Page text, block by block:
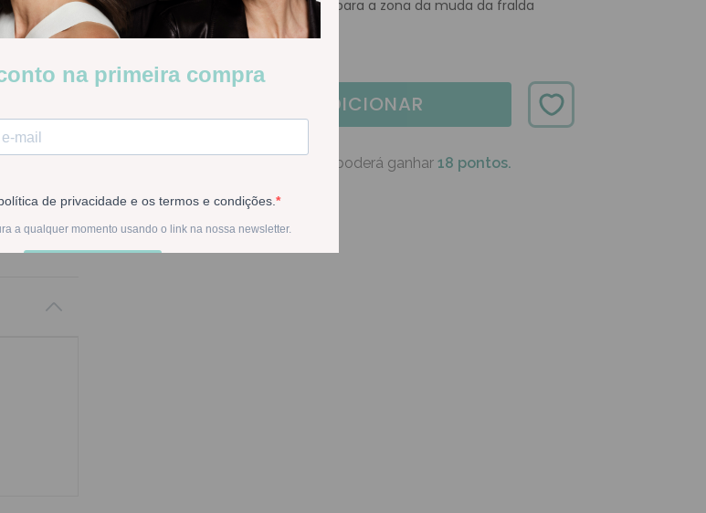
Adequadas para o rosto, corpo e para a zona da muda da fralda
ADICIONAR
Na compra deste produto poderá ganhar 18 pontos.